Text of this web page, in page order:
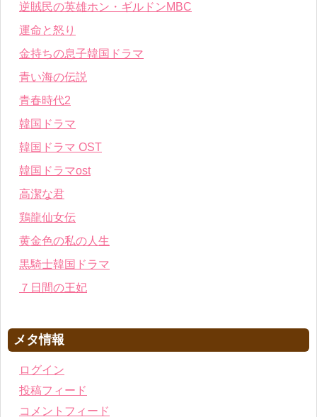
逆賊民の英雄ホン・ギルドンMBC
運命と怒り
金持ちの息子韓国ドラマ
青い海の伝説
青春時代2
韓国ドラマ
韓国ドラマ OST
韓国ドラマost
高潔な君
鶏龍仙女伝
黄金色の私の人生
黒騎士韓国ドラマ
７日間の王妃
メタ情報
ログイン
投稿フィード
コメントフィード